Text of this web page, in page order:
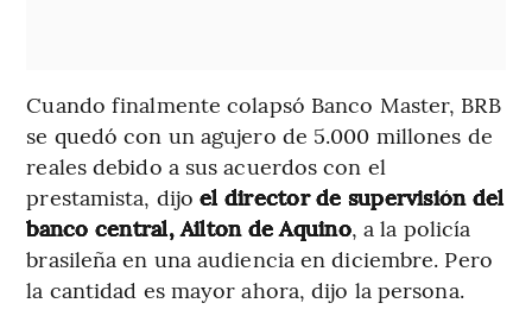
Cuando finalmente colapsó Banco Master, BRB
se quedó con un agujero de 5.000 millones de
reales debido a sus acuerdos con el
prestamista, dijoel director de supervisión del
banco central, Ailton de Aquino, a la policía
brasileña en una audiencia en diciembre. Pero
la cantidad es mayor ahora, dijo la persona.